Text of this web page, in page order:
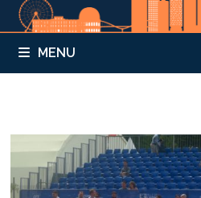
MENU